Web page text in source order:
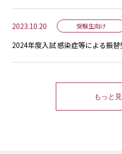
2023.10.20 受験生向け
2024年度入試 感染症等による振替
もっと